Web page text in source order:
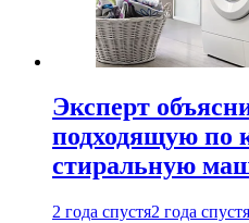
Эксперт
подходящую по
стиральную
2 года спустя2 года спустя